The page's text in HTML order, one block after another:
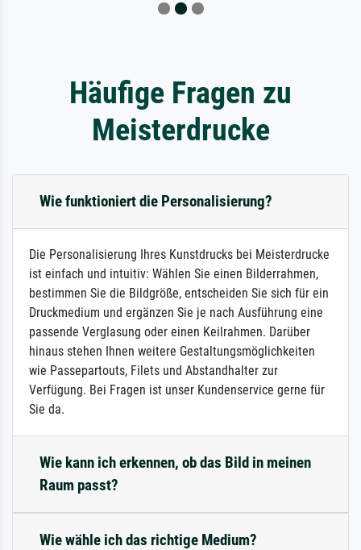
Häufige Fragen zu
Meisterdrucke
Wie funktioniert die Personalisierung?
Die Personalisierung Ihres Kunstdrucks bei Meisterdrucke
ist einfach und intuitiv: Wählen Sie einen Bilderrahmen,
bestimmen Sie die Bildgröße, entscheiden Sie sich für ein
Druckmedium und ergänzen Sie je nach Ausführung eine
passende Verglasung oder einen Keilrahmen. Darüber
hinaus stehen Ihnen weitere Gestaltungsmöglichkeiten
wie Passepartouts, Filets und Abstandhalter zur
Verfügung. Bei Fragen ist unser Kundenservice gerne für
Sie da.
Wie kann ich erkennen, ob das Bild in meinen
Raum passt?
Wie wähle ich das richtige Medium?